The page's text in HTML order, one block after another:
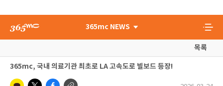
365mc NEWS
목록
365mc, 국내 의료기관 최초로 LA 고속도로 빌보드 등장!